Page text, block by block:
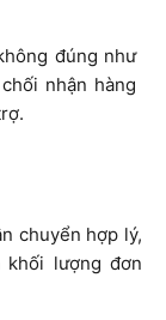
đúng như
nhận hàng
chuyển hợp lý,
lượng đơn